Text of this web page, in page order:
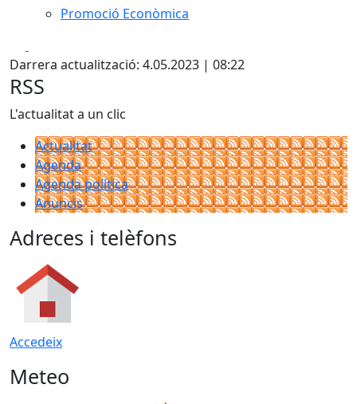
Promoció Econòmica
Darrera actualització: 4.05.2023 | 08:22
RSS
L'actualitat a un clic
Actualitat
Agenda
Agenda política
Anuncis
Adreces i telèfons
Accedeix
Meteo